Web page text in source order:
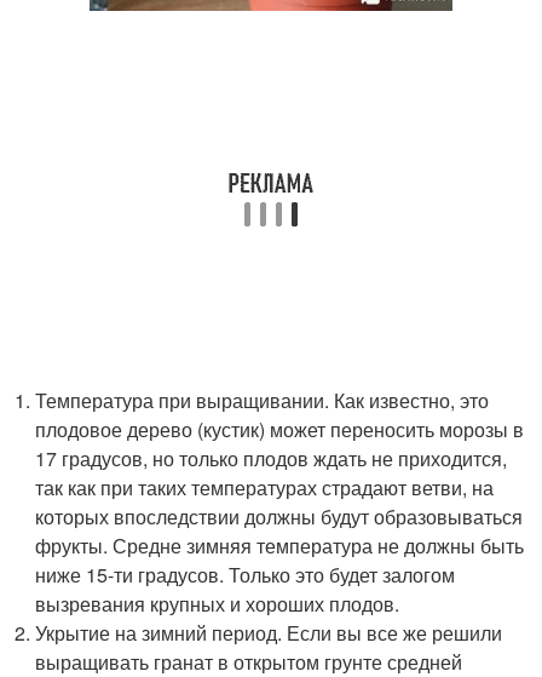
Температура при выращивании. Как известно, это
плодовое дерево (кустик) может переносить морозы в
17 градусов, но только плодов ждать не приходится,
так как при таких температурах страдают ветви, на
которых впоследствии должны будут образовываться
фрукты. Средне зимняя температура не должны быть
ниже 15-ти градусов. Только это будет залогом
вызревания крупных и хороших плодов.
Укрытие на зимний период. Если вы все же решили
выращивать гранат в открытом грунте средней